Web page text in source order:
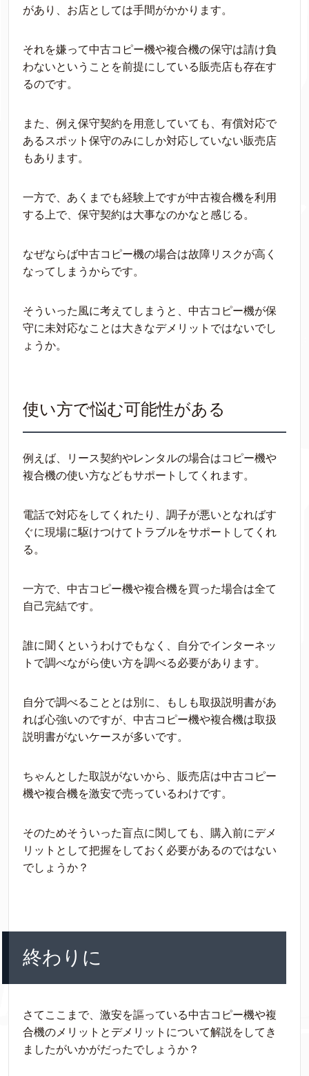
があり、お店としては手間がかかります。
それを嫌って中古コピー機や複合機の保守は請け負
わないということを前提にしている販売店も存在す
るのです。
また、例え保守契約を用意していても、有償対応で
あるスポット保守のみにしか対応していない販売店
もあります。
一方で、あくまでも経験上ですが中古複合機を利用
する上で、保守契約は大事なのかなと感じる。
なぜならば中古コピー機の場合は故障リスクが高く
なってしまうからです。
そういった風に考えてしまうと、中古コピー機が保
守に未対応なことは大きなデメリットではないでし
ょうか。
使い方で悩む可能性がある
例えば、リース契約やレンタルの場合はコピー機や
複合機の使い方などもサポートしてくれます。
電話で対応をしてくれたり、調子が悪いとなればす
ぐに現場に駆けつけてトラブルをサポートしてくれ
る。
一方で、中古コピー機や複合機を買った場合は全て
自己完結です。
誰に聞くというわけでもなく、自分でインターネッ
トで調べながら使い方を調べる必要があります。
自分で調べることとは別に、もしも取扱説明書があ
れば心強いのですが、中古コピー機や複合機は取扱
説明書がないケースが多いです。
ちゃんとした取説がないから、販売店は中古コピー
機や複合機を激安で売っているわけです。
そのためそういった盲点に関しても、購入前にデメ
リットとして把握をしておく必要があるのではない
でしょうか？
終わりに
さてここまで、激安を謳っている中古コピー機や複
合機のメリットとデメリットについて解説をしてき
ましたがいかがだったでしょうか？